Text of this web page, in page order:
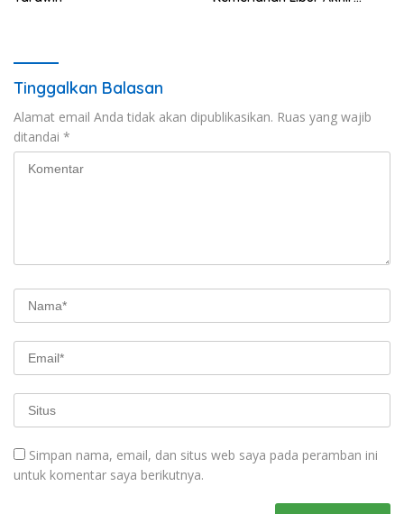
Tinggalkan Balasan
Alamat email Anda tidak akan dipublikasikan. Ruas yang wajib
ditandai *
Simpan nama, email, dan situs web saya pada peramban ini
untuk komentar saya berikutnya.